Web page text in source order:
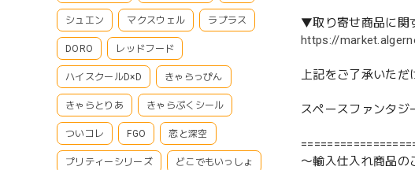
シュエン マクスウェル ラプラス
DORO レッドフード
ハイスクールD×D きゃらっぴん
きゃらとりあ きゃらぷくシール
ついコレ FGO 恋と深空
プリティーシリーズ どこでもいっしょ
▼取り寄せ商品に関
https://
上記をご了承いた
スペースファンタジ
〜輸入仕入れ商品の